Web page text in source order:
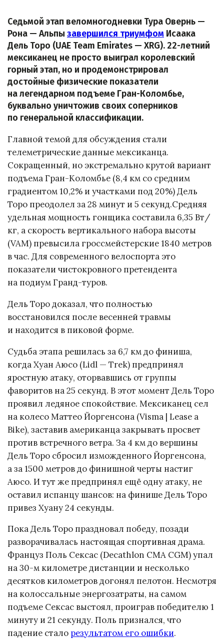
Седьмой этап веломногодневки Тура Овернь —
Рона — Альпы завершился триумфом Исаака
Дель Торо (UAE Team Emirates — XRG). 22-летний
мексиканец не просто выиграл королевский
горный этап, но и продемонстрировал
достойные физические показатели
на легендарном подъеме Гран-Коломбье,
буквально уничтожив своих соперников
по генеральной классификации.
Главной темой для обсуждения стали
телеметрические данные мексиканца.
Сокращенный, но экстремально крутой вариант
подъема Гран-Коломбье (8,4 км со средним
градиентом 10,2% и участками под 20%) Дель
Торо преодолел за 28 минут и 5 секунд.Средняя
удельная мощность гонщика составила 6,35 Вт/
кг, а скорость вертикального набора высоты
(VAM) превысила гроссмейстерские 1840 метров
в час. Для современного велоспорта это
показатели чистокровного претендента
на подиум Гранд-туров.
Дель Торо доказал, что полностью
восстановился после весенней травмы
и находится в пиковой форме.
Судьба этапа решилась за 6,7 км до финиша,
когда Хуан Аюсо (Lidl — Trek) предпринял
яростную атаку, оторвавшись от группы
фаворитов на 25 секунд. В этот момент Дель Торо
проявил ледяное спокойствие. Мексиканец сел
на колесо Маттео Йоргенсона (Visma | Lease a
Bike), заставив американца закрывать просвет
против встречного ветра. За 4 км до вершины
Дель Торо сбросил изможденного Йоргенсона,
а за 1500 метров до финишной черты настиг
Аюсо. И тут же предпринял ещё одну атаку, не
оставил испанцу шансов: на финише Дель Торо
привез Хуану 24 секунды.
Пока Дель Торо праздновал победу, позади
разворачивалась настоящая спортивная драма.
Француз Поль Сексас (Decathlon CMA CGM) упал
на 30-м километре дистанции и несколько
десятков километров догонял пелотон. Несмотря
на колоссальные энергозатраты, на самом
подъеме Сексас выстоял, проиграв победителю 1
минуту и 21 секунду. Поль признался, что
падение стало результатом его ошибки.